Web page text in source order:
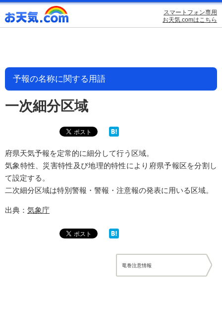
スマートフォン専用
お天気.comはこちら
予報の名称に関する用語
一次細分区域
府県天気予報を定常的に細分して行う区域。
気象特性、災害特性及び地理的特性により府県予報区を分割し
て設定する。
二次細分区域は特別警報・警報・注意報の発表に用いる区域。
出典： 気象庁
竜巻注意情報